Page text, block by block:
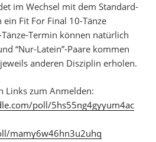
im Wechsel mit dem Standard-
Fit For Final 10-Tänze
Termin können natürlich
“Nur-Latein”-Paare kommen
anderen Disziplin erholen.
Links zum Anmelden:
poll/5hs55ng4gyyum4ac
mamy6w46hn3u2uhq